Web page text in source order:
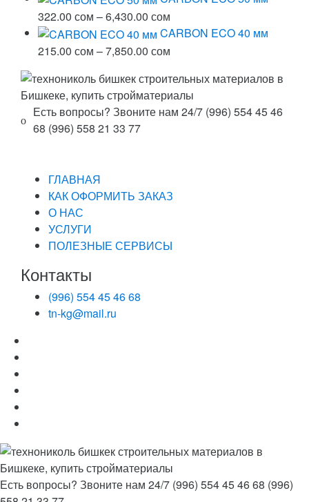
322.00 сом –6,430.00 сом
цен:
6,430.00 сом
CARBON ECO 40 мм
215.00 сом –7,850.00 сом
215.00 сом
–
7,850.00 сом
Есть вопросы? Звоните нам 24/7 (996) 554 45 46
68 (996) 558 21 33 77
ГЛАВНАЯ
КАК ОФОРМИТЬ ЗАКАЗ
О НАС
УСЛУГИ
ПОЛЕЗНЫЕ СЕРВИСЫ
Контакты
(996) 554 45 46 68
tn-kg@mail.ru
Есть вопросы? Звоните нам 24/7 (996) 554 45 46 68 (996)